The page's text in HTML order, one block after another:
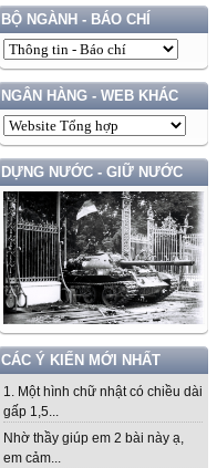
BỘ NGÀNH - BÁO CHÍ
NGÂN HÀNG - WEB KHÁC
DỰNG NƯỚC - GIỮ NƯỚC
CÁC Ý KIẾN MỚI NHẤT
1. Một hình chữ nhật có chiều dài
gấp 1,5...
Nhờ thầy giúp em 2 bài này ạ,
em cảm...